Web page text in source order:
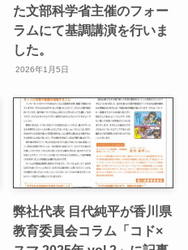
た文部科学省主催のフォー
ラムにて基調講演を行いま
した。
2026年1月5日
弊社代表 目代純平が香川県
教育委員会コラム「コド×